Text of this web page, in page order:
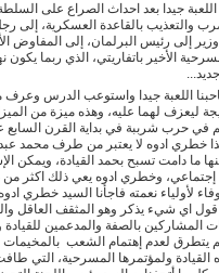
بمخيمات اللاجئين الصحراويين" »الخميس, 18
16:35
والتعذيب بالقاعدة العسكرية، إلى
وزير إلى رئيس البرلمان، إلى
الأخير باتفاريتي، الذي ربما يكون
اللعبة جيدا واستوعب الدرس
ليعزف لهما عليه، وهذه ميزة من
في حرب شرببة في بداية القرن السابع
خطري ادوه لا يعتبر من طرف محمد عبد
ما دامت تسبح بحمد القيادة، ويمكن
وخطري ادوه يعي ذلك اكثر من
لأولياء نعمته فاجأنا السيد خطري
اي شيء يذكر وهو المثقف العاقل
المشاركين بالصفة والمدعمين
يتطرق لعدم إهتمام الشعب بالمخيمات لا
القيادة ولمؤتمرها المسرحية، التي